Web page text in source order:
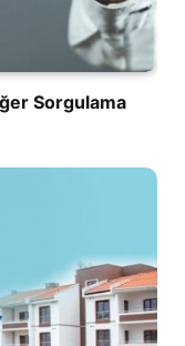
Sorgulama